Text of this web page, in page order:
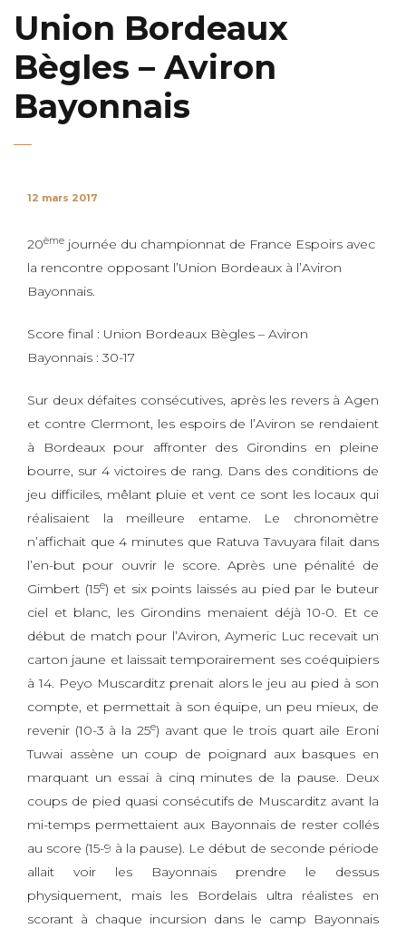
Union Bordeaux
Bègles – Aviron
Bayonnais
12 mars 2017
20ème journée du championnat de France Espoirs avec
la rencontre opposant l’Union Bordeaux à l’Aviron
Bayonnais.
Score final : Union Bordeaux Bègles – Aviron
Bayonnais : 30-17
Sur deux défaites consécutives, après les revers à Agen
et contre Clermont, les espoirs de l’Aviron se rendaient
à Bordeaux pour affronter des Girondins en pleine
bourre, sur 4 victoires de rang. Dans des conditions de
jeu difficiles, mêlant pluie et vent ce sont les locaux qui
réalisaient la meilleure entame. Le chronomètre
n’affichait que 4 minutes que Ratuva Tavuyara filait dans
l’en-but pour ouvrir le score. Après une pénalité de
Gimbert (15e) et six points laissés au pied par le buteur
ciel et blanc, les Girondins menaient déjà 10-0. Et ce
début de match pour l’Aviron, Aymeric Luc recevait un
carton jaune et laissait temporairement ses coéquipiers
à 14. Peyo Muscarditz prenait alors le jeu au pied à son
compte, et permettait à son équipe, un peu mieux, de
revenir (10-3 à la 25e) avant que le trois quart aile Eroni
Tuwai assène un coup de poignard aux basques en
marquant un essai à cinq minutes de la pause. Deux
coups de pied quasi consécutifs de Muscarditz avant la
mi-temps permettaient aux Bayonnais de rester collés
au score (15-9 à la pause). Le début de seconde période
allait voir les Bayonnais prendre le dessus
physiquement, mais les Bordelais ultra réalistes en
scorant à chaque incursion dans le camp Bayonnais